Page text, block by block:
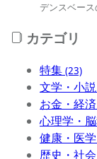
デンスベース
カテゴリ
特集 (23)
文学・小説
お金・経済
心理学・
健康・医学
歴史・社会